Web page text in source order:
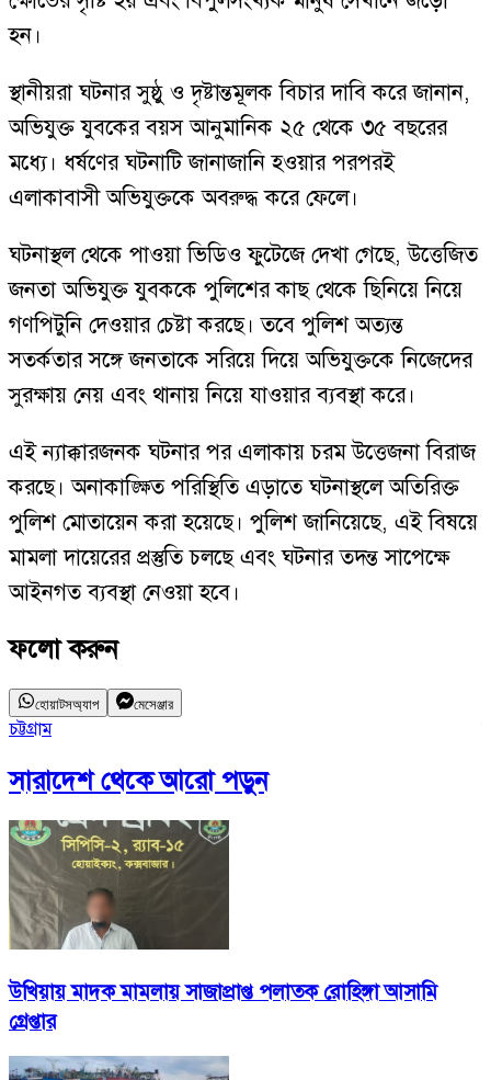
হন।
স্থানীয়রা ঘটনার সুষ্ঠু ও দৃষ্টান্তমূলক বিচার দাবি করে জানান,
অভিযুক্ত যুবকের বয়স আনুমানিক ২৫ থেকে ৩৫ বছরের
মধ্যে। ধর্ষণের ঘটনাটি জানাজানি হওয়ার পরপরই
এলাকাবাসী অভিযুক্তকে অবরুদ্ধ করে ফেলে।
ঘটনাস্থল থেকে পাওয়া ভিডিও ফুটেজে দেখা গেছে, উত্তেজিত
জনতা অভিযুক্ত যুবককে পুলিশের কাছ থেকে ছিনিয়ে নিয়ে
গণপিটুনি দেওয়ার চেষ্টা করছে। তবে পুলিশ অত্যন্ত
সতর্কতার সঙ্গে জনতাকে সরিয়ে দিয়ে অভিযুক্তকে নিজেদের
সুরক্ষায় নেয় এবং থানায় নিয়ে যাওয়ার ব্যবস্থা করে।
এই ন্যাক্কারজনক ঘটনার পর এলাকায় চরম উত্তেজনা বিরাজ
করছে। অনাকাঙ্ক্ষিত পরিস্থিতি এড়াতে ঘটনাস্থলে অতিরিক্ত
পুলিশ মোতায়েন করা হয়েছে। পুলিশ জানিয়েছে, এই বিষয়ে
মামলা দায়েরের প্রস্তুতি চলছে এবং ঘটনার তদন্ত সাপেক্ষে
আইনগত ব্যবস্থা নেওয়া হবে।
ফলো করুন
হোয়াটসঅ্যাপ মেসেঞ্জার
চট্টগ্রাম
সারাদেশথেকে আরো পড়ুন
উখিয়ায় মাদক মামলায় সাজাপ্রাপ্ত পলাতক রোহিঙ্গা আসামি
গ্রেপ্তার